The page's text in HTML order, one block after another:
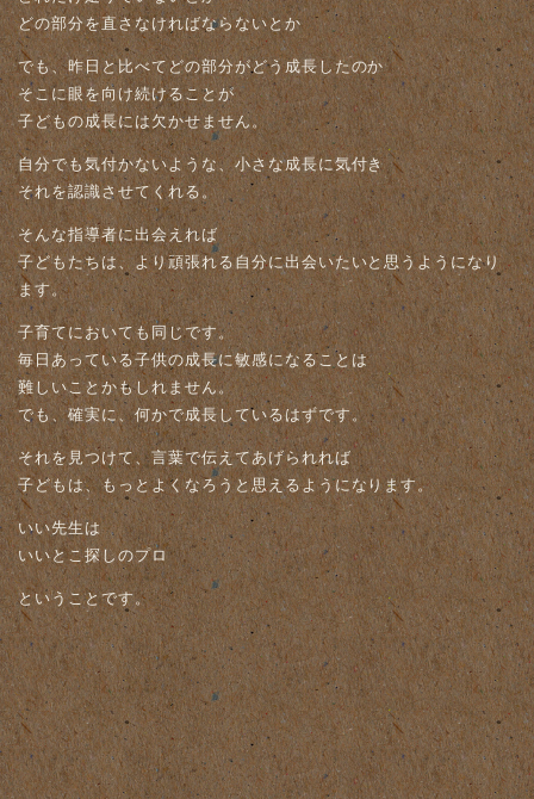
どの部分を直さなければならないとか
でも、昨日と比べてどの部分がどう成長したのか
そこに眼を向け続けることが
子どもの成長には欠かせません。
自分でも気付かないような、小さな成長に気付き
それを認識させてくれる。
そんな指導者に出会えれば
子どもたちは、より頑張れる自分に出会いたいと思うようになり
ます。
子育てにおいても同じです。
毎日あっている子供の成長に敏感になることは
難しいことかもしれません。
でも、確実に、何かで成長しているはずです。
それを見つけて、言葉で伝えてあげられれば
子どもは、もっとよくなろうと思えるようになります。
いい先生は
いいとこ探しのプロ
ということです。